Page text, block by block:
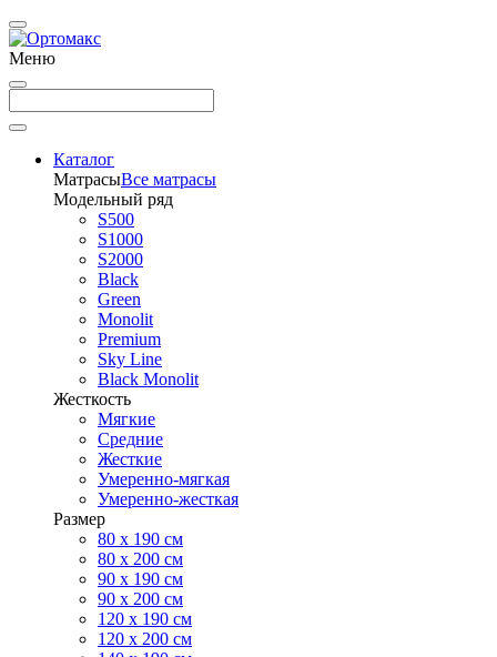
Меню
Каталог
МатрасыВсе матрасы
Модельный ряд
S500
S1000
S2000
Black
Green
Monolit
Premium
Sky Line
Black Monolit
Жесткость
Мягкие
Средние
Жесткие
Умеренно-мягкая
Умеренно-жесткая
Размер
80 х 190 см
80 х 200 см
90 х 190 см
90 х 200 см
120 х 190 см
120 х 200 см